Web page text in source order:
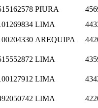
PIURA
LIMA
AREQUIPA
LIMA
LIMA
LIMA